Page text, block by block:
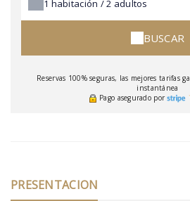
1 habitación /2 adultos
BUSCAR
Reservas 100% seguras, las mejores tarifas
instantánea
Pago asegurado por
PRESENTACION